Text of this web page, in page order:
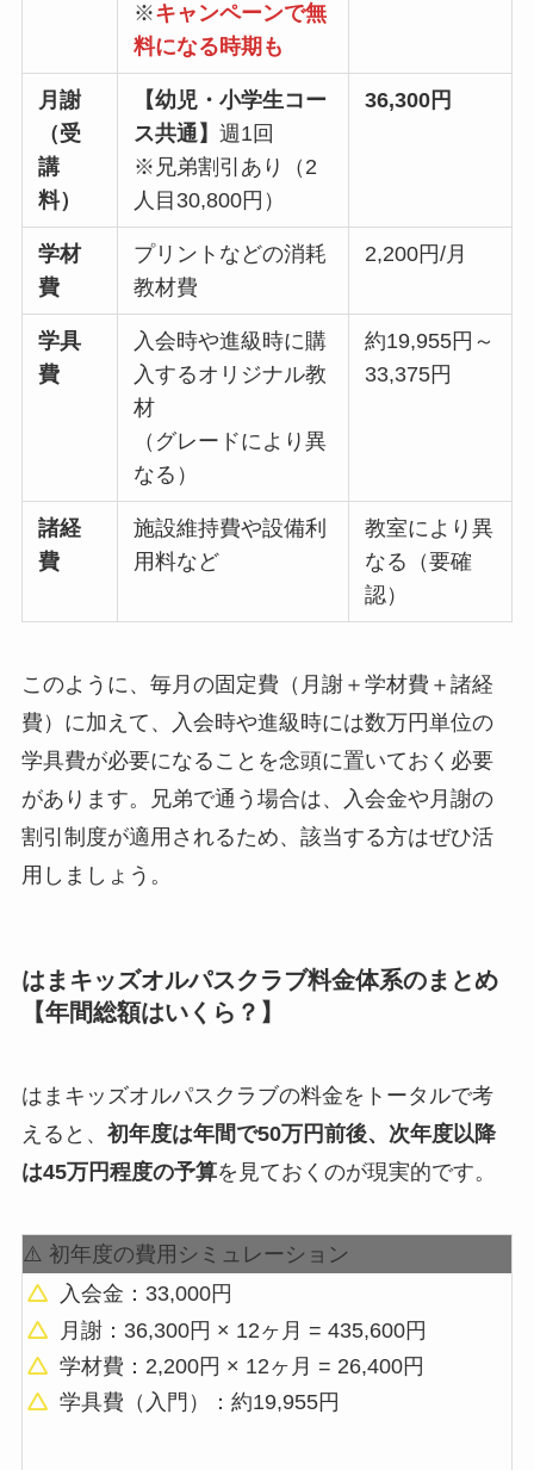
※キャンペーンで無
料になる時期も
月謝
（受
講
料）
【幼児・小学生コー
ス共通】週1回
※兄弟割引あり（2
人目30,800円）
36,300円
学材
費
プリントなどの消耗
教材費
2,200円/月
学具
費
入会時や進級時に購
入するオリジナル教
材
（グレードにより異
なる）
約19,955円～
33,375円
諸経
費
施設維持費や設備利
用料など
教室により異
なる（要確
認）
このように、毎月の固定費（月謝＋学材費＋諸経
費）に加えて、入会時や進級時には数万円単位の
学具費が必要になることを念頭に置いておく必要
があります。兄弟で通う場合は、入会金や月謝の
割引制度が適用されるため、該当する方はぜひ活
用しましょう。
はまキッズオルパスクラブ料金体系のまとめ
【年間総額はいくら？】
はまキッズオルパスクラブの料金をトータルで考
えると、 初年度は年間で50万円前後、次年度以降
は45万円程度の予算を見ておくのが現実的です。
⚠️ 初年度の費用シミュレーション
入会金：33,000円
月謝：36,300円 × 12ヶ月 = 435,600円
学材費：2,200円 × 12ヶ月 = 26,400円
学具費（入門）：約19,955円